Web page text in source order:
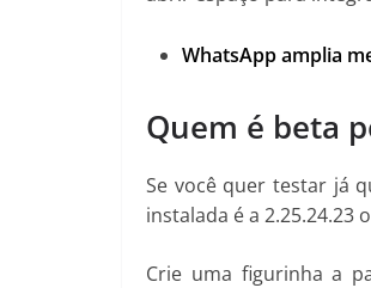
WhatsApp amplia
Quem é beta
Se você quer testar já
instalada é a 2.25.24.23
Crie uma figurinha a